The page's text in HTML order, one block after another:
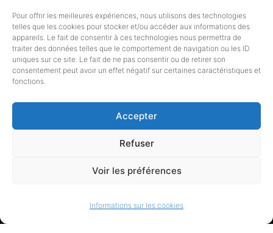
Pour offrir les meilleures expériences, nous utilisons des technologies
telles que les cookies pour stocker et/ou accéder aux informations des
appareils. Le fait de consentir à ces technologies nous permettra de
traiter des données telles que le comportement de navigation ou les ID
uniques sur ce site. Le fait de ne pas consentir ou de retirer son
consentement peut avoir un effet négatif sur certaines caractéristiques et
fonctions.
Accepter
Refuser
Voir les préférences
Informations sur les cookies
TRESSAN
| Copyright © 2007-2023
Bibliofrance.org. Tous droits
réservés |
2024 2026 newsxpress.